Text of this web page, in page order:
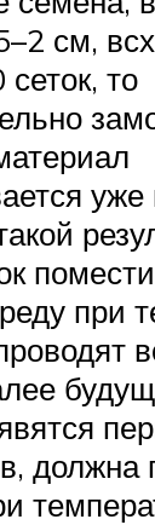
см,
то
при
должна